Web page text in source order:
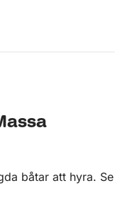
båtar att hyra. Se